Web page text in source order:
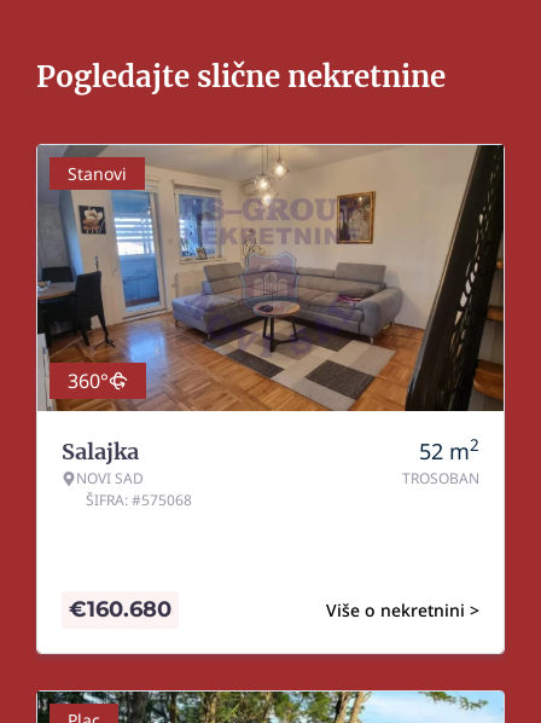
Pogledajte slične nekretnine
Stanovi
360°
Salajka
NOVI SAD
ŠIFRA: #575068
52 m2
TROSOBAN
Više o nekretnini >
€160.680